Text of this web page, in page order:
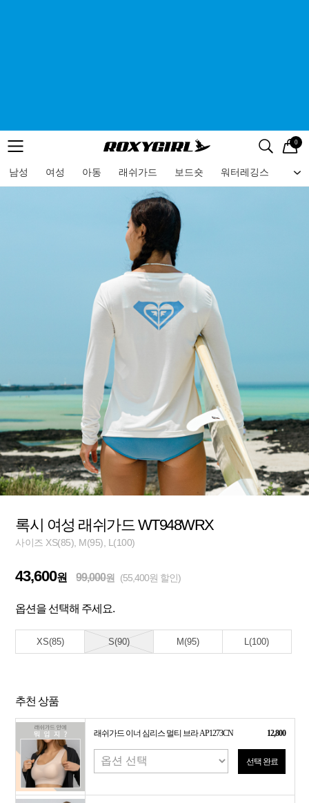
메뉴 검색
로고 0
남성 여성 아동 래쉬가드 보드숏 워터레깅스 비
메뉴
록시 여성 래쉬가드 WT948WRX
사이즈 XS(85), M(95), L(100)
43,600원 99,000원 (55,400원 할인)
옵션을 선택해 주세요.
XS(85) S(90) M(95) L(100)
추천 상품
래쉬가드 이너 심리스 멀티 브라 AP1273CN 12,800
선택 완료